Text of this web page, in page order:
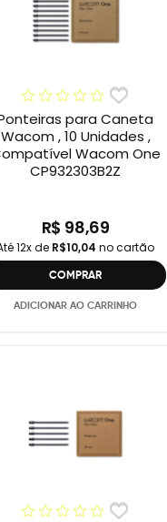
para Caneta
Wacom , 10 Unidades ,
Wacom One
CP932303B2Z
R$ 98,69
12x de R$10,04 no cartão
COMPRAR
ADICIONAR AO CARRINHO